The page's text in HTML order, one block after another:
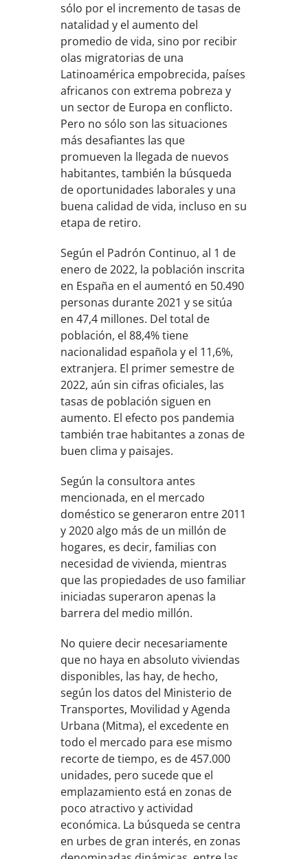
sólo por el incremento de tasas de
natalidad y el aumento del
promedio de vida, sino por recibir
olas migratorias de una
Latinoamérica empobrecida, países
africanos con extrema pobreza y
un sector de Europa en conflicto.
Pero no sólo son las situaciones
más desafiantes las que
promueven la llegada de nuevos
habitantes, también la búsqueda
de oportunidades laborales y una
buena calidad de vida, incluso en su
etapa de retiro.
Según el Padrón Continuo, al 1 de
enero de 2022, la población inscrita
en España en el aumentó en 50.490
personas durante 2021 y se sitúa
en 47,4 millones. Del total de
población, el 88,4% tiene
nacionalidad española y el 11,6%,
extranjera. El primer semestre de
2022, aún sin cifras oficiales, las
tasas de población siguen en
aumento. El efecto pos pandemia
también trae habitantes a zonas de
buen clima y paisajes.
Según la consultora antes
mencionada, en el mercado
doméstico se generaron entre 2011
y 2020 algo más de un millón de
hogares, es decir, familias con
necesidad de vivienda, mientras
que las propiedades de uso familiar
iniciadas superaron apenas la
barrera del medio millón.
No quiere decir necesariamente
que no haya en absoluto viviendas
disponibles, las hay, de hecho,
según los datos del Ministerio de
Transportes, Movilidad y Agenda
Urbana (Mitma), el excedente en
todo el mercado para ese mismo
recorte de tiempo, es de 457.000
unidades, pero sucede que el
emplazamiento está en zonas de
poco atractivo y actividad
económica. La búsqueda se centra
en urbes de gran interés, en zonas